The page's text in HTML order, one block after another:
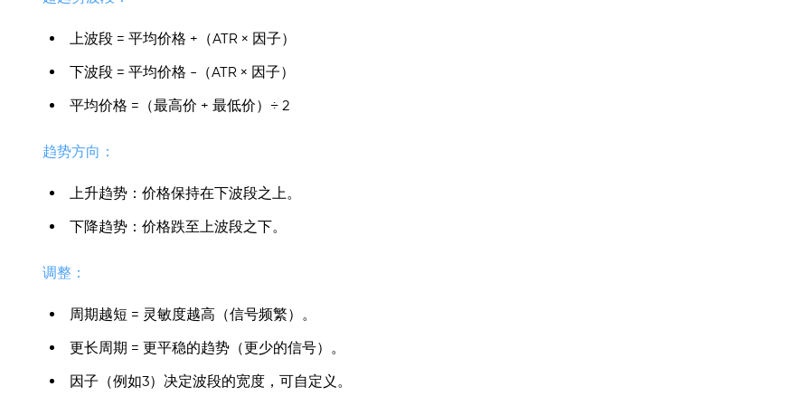
上波段 = 平均价格 +（ATR × 因子）
下波段 = 平均价格 -（ATR × 因子）
平均价格 =（最高价 + 最低价）÷ 2
趋势方向：
上升趋势：价格保持在下波段之上。
下降趋势：价格跌至上波段之下。
调整：
周期越短 = 灵敏度越高（信号频繁）。
更长周期 = 更平稳的趋势（更少的信号）。
因子（例如3）决定波段的宽度，可自定义。